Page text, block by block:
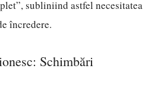
subliniind astfel necesitatea
încredere.
Schimbări